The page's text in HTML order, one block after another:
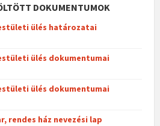
DOKUMENTUMOK
ülés határozatai
ülés dokumentumai
ülés dokumentumai
rendes ház nevezési lap